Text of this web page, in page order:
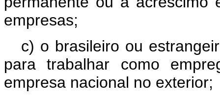
empresas;
c) o brasileiro ou
para trabalhar como
empresa nacional no exterior;